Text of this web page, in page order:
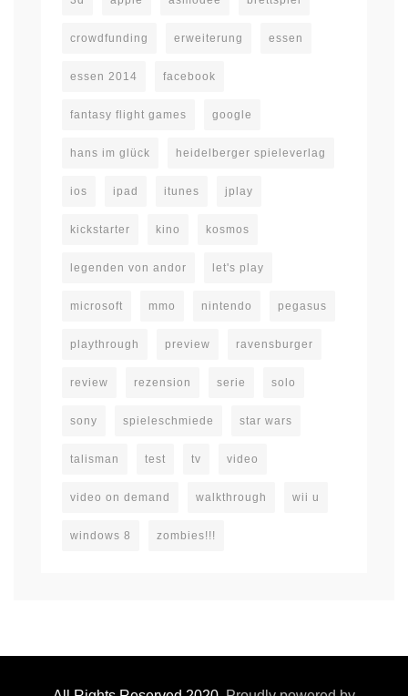
crowdfunding erweiterung essen
essen 2014 facebook
fantasy flight games google
hans im glück heidelberger spieleverlag
ios ipad itunes jplay
kickstarter kino kosmos
legenden von andor let's play
microsoft mmo nintendo pegasus
playthrough preview ravensburger
review rezension serie solo
sony spieleschmiede star wars
talisman test tv video
video on demand walkthrough wii u
windows 8 zombies!!!